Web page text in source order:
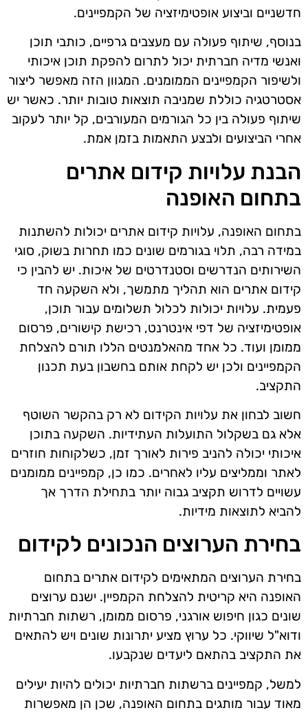
חדשניים וביצוע אופטימיזציה של הקמפיינים.
בנוסף, שיתוף פעולה עם מעצבים גרפיים, כותבי תוכן
ואנשי מדיה חברתית יכול לתרום להפקת תוכן איכותי
ולשיפור הקמפיינים הממומנים. המגוון הזה מאפשר ליצור
אסטרטגיה כוללת שמניבה תוצאות טובות יותר. כאשר יש
שיתוף פעולה בין כל הגורמים המעורבים, קל יותר לעקוב
אחרי הביצועים ולבצע התאמות בזמן אמת.
הבנת עלויות קידום אתרים
בתחום האופנה
בתחום האופנה, עלויות קידום אתרים יכולות להשתנות
במידה רבה, תלוי בגורמים שונים כמו תחרות בשוק, סוגי
השירותים הנדרשים וסטנדרטים של איכות. יש להבין כי
קידום אתרים הוא תהליך מתמשך, ולא השקעה חד
פעמית. עלויות יכולות לכלול תשלומים עבור תוכן,
אופטימיזציה של דפי אינטרנט, רכישת קישורים, פרסום
ממומן ועוד. כל אחד מהאלמנטים הללו תורם להצלחת
הקמפיינים ולכן יש לקחת אותם בחשבון בעת תכנון
התקציב.
חשוב לבחון את עלויות הקידום לא רק בהקשר השוטף
אלא גם בשקלול התועלות העתידיות. השקעה בתוכן
איכותי יכולה להניב פירות לאורך זמן, כשלקוחות חוזרים
לאתר וממליצים עליו לאחרים. כמו כן, קמפיינים ממומנים
עשויים לדרוש תקציב גבוה יותר בתחילת הדרך אך
להביא לתוצאות מידיות.
בחירת הערוצים הנכונים לקידום
בחירת הערוצים המתאימים לקידום אתרים בתחום
האופנה היא קריטית להצלחת הקמפיין. ישנם ערוצים
שונים כגון חיפוש אורגני, פרסום ממומן, רשתות חברתיות
ודוא"ל שיווקי. כל ערוץ מציע יתרונות שונים ויש להתאים
את התקציב בהתאם ליעדים שנקבעו.
למשל, קמפיינים ברשתות חברתיות יכולים להיות יעילים
מאוד עבור מותגים בתחום האופנה, שכן הן מאפשרות